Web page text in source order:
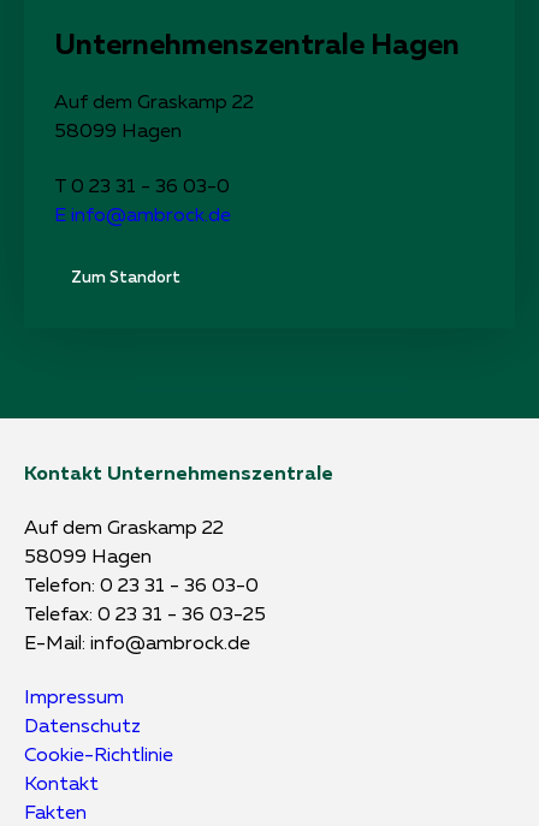
Unternehmens­zentrale Hagen
Auf dem Graskamp 22
58099 Hagen
T 0 23 31 - 36 03-0
Einfo@ambrock.de
Zum Standort
Kontakt Unternehmenszentrale
Auf dem Graskamp 22
58099 Hagen
Telefon: 0 23 31 - 36 03-0
Telefax: 0 23 31 - 36 03-25
E-Mail: info@ambrock.de
Impressum
Datenschutz
Cookie-Richtlinie
Kontakt
Fakten